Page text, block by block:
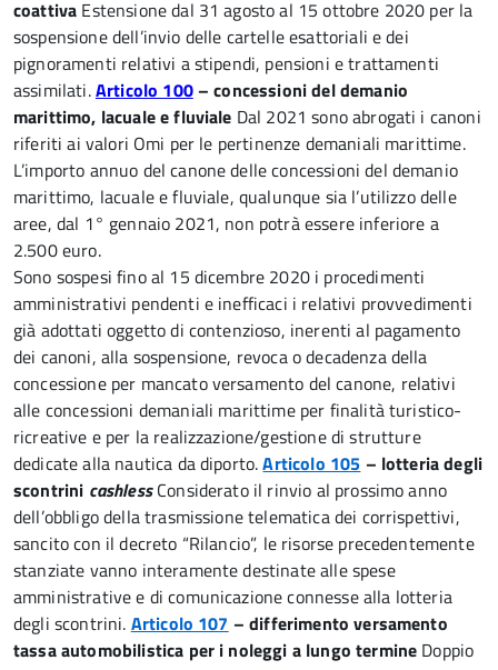
coattiva Estensione dal 31 agosto al 15 ottobre 2020 per la
sospensione dell’invio delle cartelle esattoriali e dei
pignoramenti relativi a stipendi, pensioni e trattamenti
assimilati.Articolo 100– concessioni del demanio
marittimo, lacuale e fluviale Dal 2021 sono abrogati i canoni
riferiti ai valori Omi per le pertinenze demaniali marittime.
L’importo annuo del canone delle concessioni del demanio
marittimo, lacuale e fluviale, qualunque sia l’utilizzo delle
aree, dal 1° gennaio 2021, non potrà essere inferiore a
2.500 euro.
Sono sospesi fino al 15 dicembre 2020 i procedimenti
amministrativi pendenti e inefficaci i relativi provvedimenti
già adottati oggetto di contenzioso, inerenti al pagamento
dei canoni, alla sospensione, revoca o decadenza della
concessione per mancato versamento del canone, relativi
alle concessioni demaniali marittime per finalità turistico-
ricreative e per la realizzazione/gestione di strutture
dedicate alla nautica da diporto.Articolo 105 – lotteria degli
scontrini cashlessConsiderato il rinvio al prossimo anno
dell’obbligo della trasmissione telematica dei corrispettivi,
sancito con il decreto “Rilancio”, le risorse precedentemente
stanziate vanno interamente destinate alle spese
amministrative e di comunicazione connesse alla lotteria
degli scontrini. Articolo 107 – differimento versamento
tassa automobilistica per i noleggi a lungo termine Doppio